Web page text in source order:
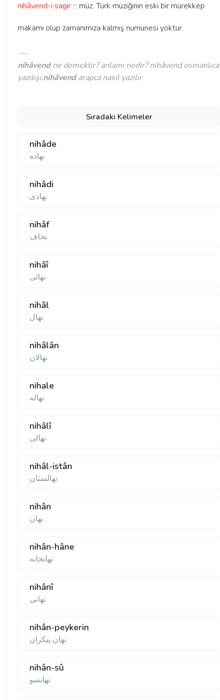
nihâvend-i sagir ::: müz. Türk müziğinin eski bir mürekkep
makamı olup zamanımıza kalmış numunesi yoktur.
---
nihâvendne demektir? anlamı nedir? nihâvend osmanlıca
yazılışı,nihâvendarapca nasil yazilir
Sıradaki Kelimeler
nihâde
نهاده
nihâdi
نهادی
nihâf
نحاف
nihâî
نهائی
nihâl
نهال
nihâlân
نهالان
nihale
نهاله
nihâlî
نهالی
nihâl-istân
نهالستان
nihân
نهان
nihân-hâne
نهانخانه
nihânî
نهانی
nihân-peykerin
نهان پيکران
nihân-sû
نهانسو